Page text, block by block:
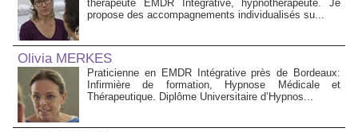
thérapeute EMDR Intégrative, hypnothérapeute. Je
propose des accompagnements individualisés su...
Olivia MERKES
Praticienne en EMDR Intégrative près de Bordeaux:
Infirmière de formation, Hypnose Médicale et
Thérapeutique. Diplôme Universitaire d’Hypnos...